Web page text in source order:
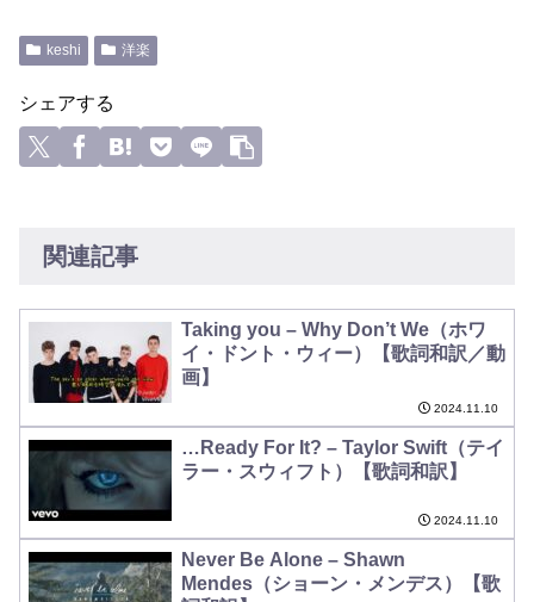
keshi 洋楽
シェアする
関連記事
Taking you – Why Don’t We（ホワ
イ・ドント・ウィー）【歌詞和訳／動
画】
2024.11.10
…Ready For It? – Taylor Swift（テイ
ラー・スウィフト）【歌詞和訳】
2024.11.10
Never Be Alone – Shawn
Mendes（ショーン・メンデス）【歌